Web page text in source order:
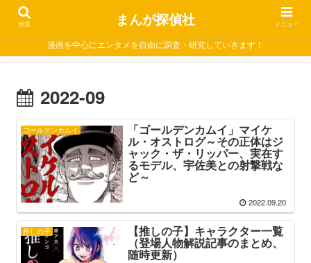
漫画を中心にエンタメを自由に調査・研究していきます！
2022-09
ゴールデンカムイ 「ゴールデンカムイ」マイケ
ル・オストログ～その正体はジ
ャック・ザ・リッパー、実在す
るモデル、宇佐美との射撃戦な
ど～
2022.09.20
推しの子 【推しの子】キャラクター一覧
（登場人物解説記事のまとめ、
随時更新）
検索 まんが探偵社 メニュー